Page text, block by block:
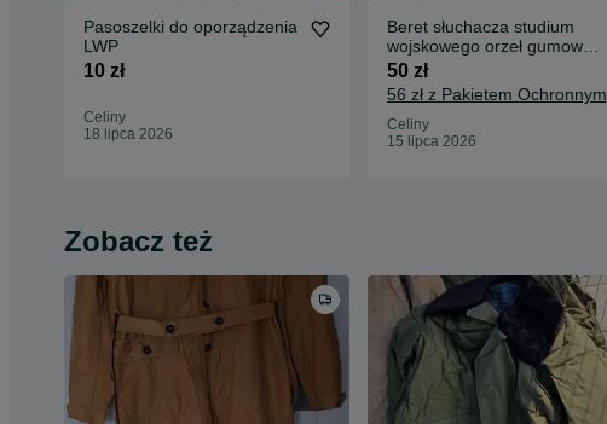
Pasoszelki do oporządzenia
LWP
10 zł
Celiny
18 lipca 2026
Beret słuchacza studium
wojskowego orzeł gumowy
khaki LWP PRL
50 zł
56 zł z Pakietem Ochronnym
Celiny
15 lipca 2026
Zobacz też